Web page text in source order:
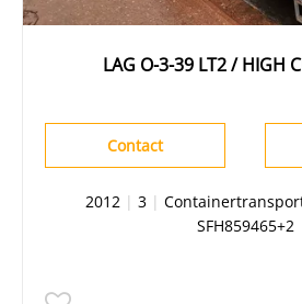
LAG O-3-39 LT2 / HIGH
Contact
2012 | 3 |
SFH859465+2